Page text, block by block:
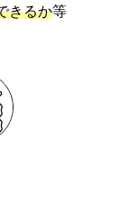
きるか等